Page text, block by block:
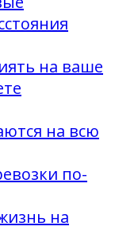
на ваше
на всю
по-
на